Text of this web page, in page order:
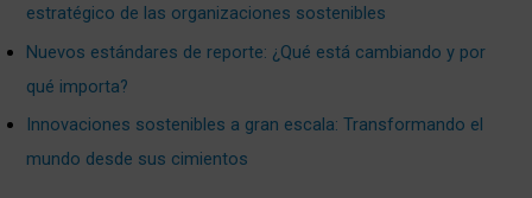
estratégico de las organizaciones sostenibles
Nuevos estándares de reporte: ¿Qué está cambiando y por
qué importa?
Innovaciones sostenibles a gran escala: Transformando el
mundo desde sus cimientos